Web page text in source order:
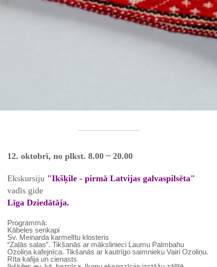
12. oktobrī, no plkst. 8.00 ~ 20.00
Ekskursiju "Ikšķile - pirmā Latvijas galvaspilsēta"
vadīs gide
Līga Dziedātāja.
Programmā:
Kābeles senkapi
Sv. Meinarda karmelītu klosteris
“Zaļās salas”. Tikšanās ar mākslinieci Laumu Palmbahu
Ozoliņa kafejnīca. Tikšanās ar kautrīgo saimnieku Vairi Ozoliņu.
Rīta kafija un cienasts